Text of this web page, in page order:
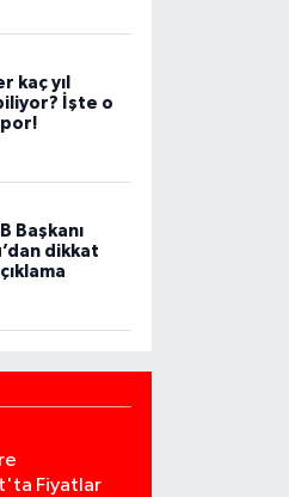
kaç yıl
İşte o
Başkanı
dikkat
Fiyatlar